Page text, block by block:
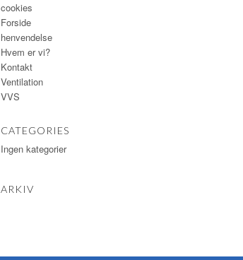
cookies
Forside
henvendelse
Hvem er vi?
Kontakt
Ventilation
VVS
CATEGORIES
Ingen kategorier
ARKIV